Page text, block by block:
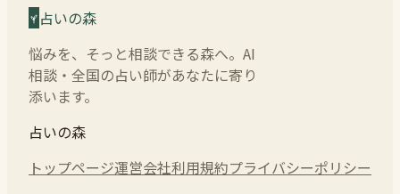
占いの森
悩みを、そっと相談できる森へ。AI
相談・全国の占い師があなたに寄り
添います。
占いの森
トップページ運営会社利用規約プライバシーポリシー